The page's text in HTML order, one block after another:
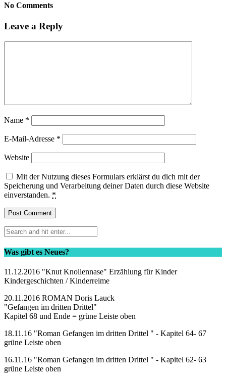
No Comments
Leave a Reply
Name *
E-Mail-Adresse *
Website
Mit der Nutzung dieses Formulars erklärst du dich mit der
Speicherung und Verarbeitung deiner Daten durch diese Website
einverstanden. *
Was gibt es Neues?
11.12.2016 "Knut Knollennase" Erzählung für Kinder
Kindergeschichten / Kinderreime
20.11.2016 ROMAN Doris Lauck
"Gefangen im dritten Drittel"
Kapitel 68 und Ende = grüne Leiste oben
18.11.16 "Roman Gefangen im dritten Drittel " - Kapitel 64- 67
grüne Leiste oben
16.11.16 "Roman Gefangen im dritten Drittel " - Kapitel 62- 63
grüne Leiste oben